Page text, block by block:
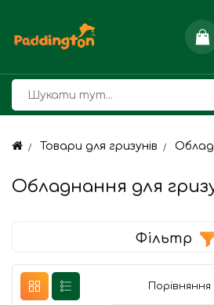
Товари для гризунів
Обладнання для
Фільтр
Порівняння